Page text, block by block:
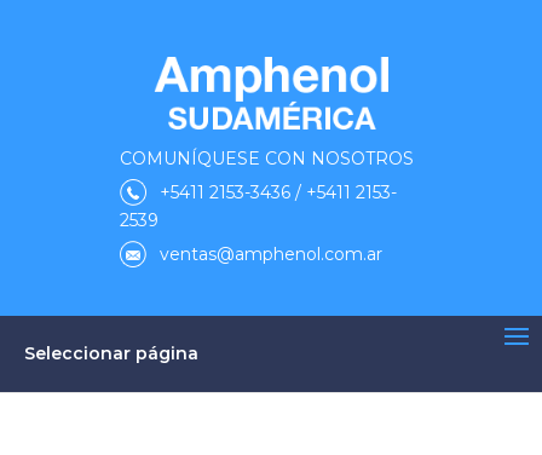
COMUNÍQUESE CON NOSOTROS
+5411 2153-3436 / +5411 2153-
2539
ventas@amphenol.com.ar
Seleccionar página